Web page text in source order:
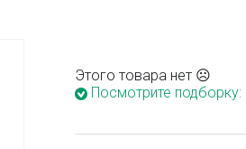
Этого товара нет ☹
Посмотрите подборку: